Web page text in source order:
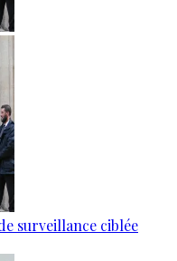
surveillance ciblée